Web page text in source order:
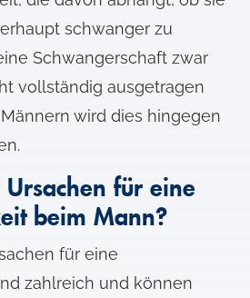
schwanger zu
Schwangerschaft zwar
vollständig ausgetragen
wird dies hingegen
für eine
beim Mann?
für eine
zahlreich und können